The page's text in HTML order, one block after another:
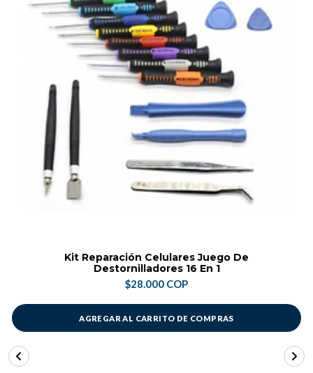
Kit Reparación Celulares Juego De
Destornilladores 16 En 1
$28.000 COP
AGREGAR AL CARRITO DE COMPRAS